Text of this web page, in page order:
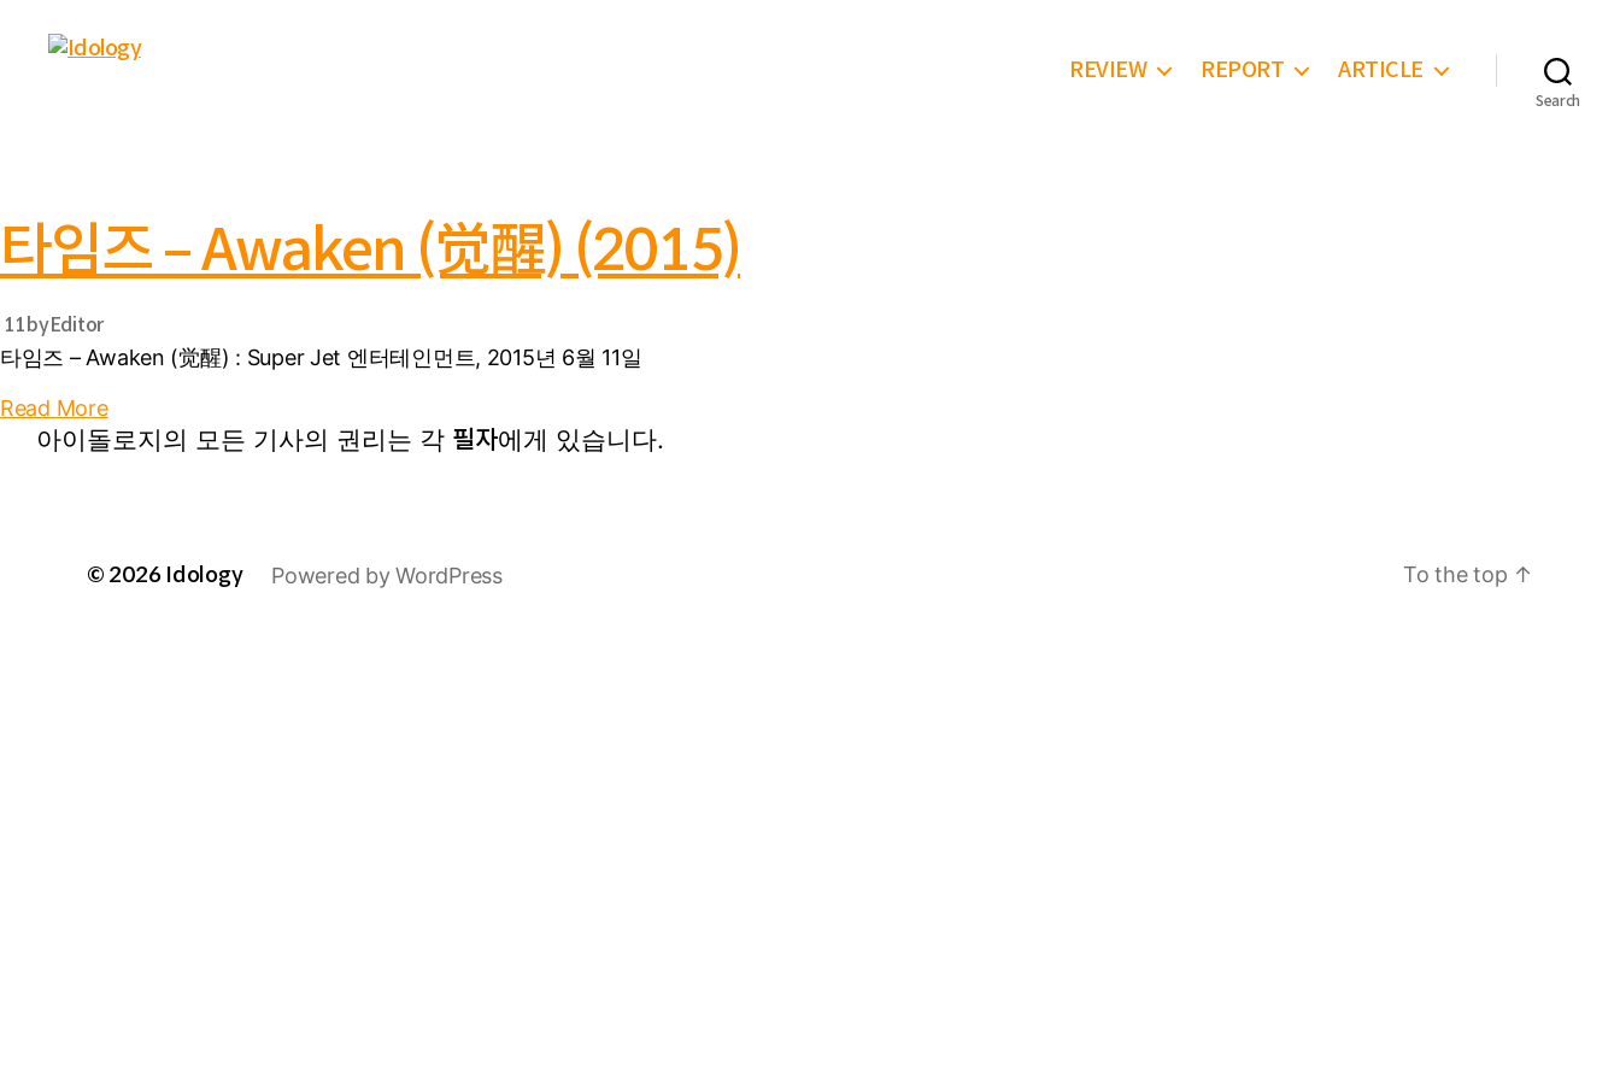
REVIEW REPORT ARTICLE
Search
타임즈 – Awaken (觉醒) (2015)
byEditor
타임즈 – Awaken (觉醒) : Super Jet 엔터테인먼트, 2015년 6월 11일
Read More
아이돌로지의 모든 기사의 권리는 각 필자에게 있습니다.
© 2026 Idology Powered by WordPress To the top ↑